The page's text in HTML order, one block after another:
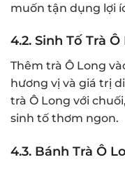
muốn tận dụng lợi
4.2. Sinh Tố Trà Ô
Thêm trà Ô Long
hương vị và giá trị
trà Ô Long với
sinh tố thơm ngon.
4.3. Bánh Trà Ô